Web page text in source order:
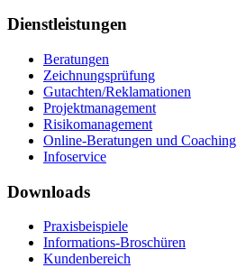
Dienstleistungen
Beratungen
Zeichnungsprüfung
Gutachten/Reklamationen
Projektmanagement
Risikomanagement
Online-Beratungen und Coaching
Infoservice
Downloads
Praxisbeispiele
Informations-Broschüren
Kundenbereich